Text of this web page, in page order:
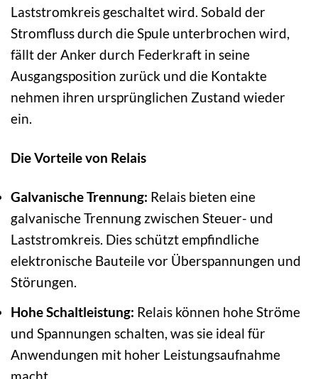
Laststromkreis geschaltet wird. Sobald der
Stromfluss durch die Spule unterbrochen wird,
fällt der Anker durch Federkraft in seine
Ausgangsposition zurück und die Kontakte
nehmen ihren ursprünglichen Zustand wieder
ein.
Die Vorteile von Relais
Galvanische Trennung: Relais bieten eine
galvanische Trennung zwischen Steuer- und
Laststromkreis. Dies schützt empfindliche
elektronische Bauteile vor Überspannungen und
Störungen.
Hohe Schaltleistung: Relais können hohe Ströme
und Spannungen schalten, was sie ideal für
Anwendungen mit hoher Leistungsaufnahme
macht.